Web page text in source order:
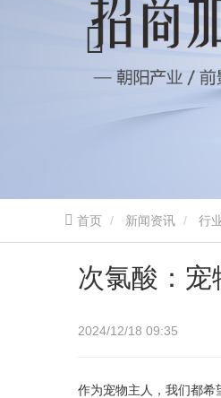
首页 新闻资讯 行
次氯酸：宠
2024/12/18 09:35
作为宠物主人，我们都希